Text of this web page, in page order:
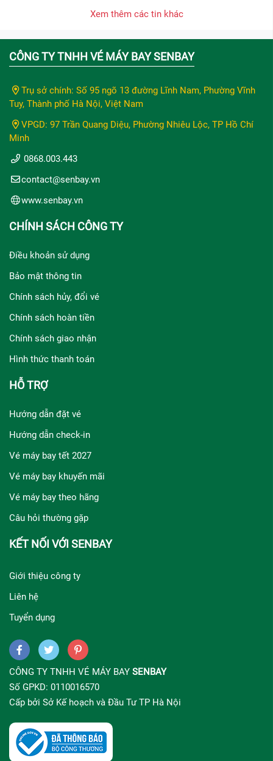
Xem thêm các tin khác
CÔNG TY TNHH VÉ MÁY BAY SENBAY
Trụ sở chính: Số 95 ngõ 13 đường Lĩnh Nam, Phường Vĩnh
Tuy, Thành phố Hà Nội, Việt Nam
VPGD: 97 Trần Quang Diệu, Phường Nhiêu Lộc, TP Hồ Chí
Minh
0868.003.443
contact@senbay.vn
www.senbay.vn
CHÍNH SÁCH CÔNG TY
Điều khoản sử dụng
Bảo mật thông tin
Chính sách hủy, đổi vé
Chính sách hoàn tiền
Chính sách giao nhận
Hình thức thanh toán
HỖ TRỢ
Hướng dẫn đặt vé
Hướng dẫn check-in
Vé máy bay tết 2027
Vé máy bay khuyến mãi
Vé máy bay theo hãng
Câu hỏi thường gặp
KẾT NỐI VỚI SENBAY
Giới thiệu công ty
Liên hệ
Tuyển dụng
CÔNG TY TNHH VÉ MÁY BAY SENBAY
Số GPKD: 0110016570
Cấp bởi Sở Kế hoạch và Đầu Tư TP Hà Nội